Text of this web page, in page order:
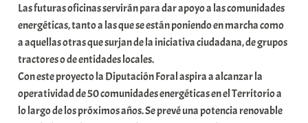
a
Las futuras oficinas servirán para dar apoyo a las comunidades
energéticas, tanto a las que se están poniendo en marcha como
a aquellas otras que surjan de la iniciativa ciudadana, de grupos
tractores o de entidades locales.
Con este proyecto la Diputación Foral aspira a alcanzar la
operatividad de 50 comunidades energéticas en el Territorio a
lo largo de los próximos años. Se prevé una potencia renovable